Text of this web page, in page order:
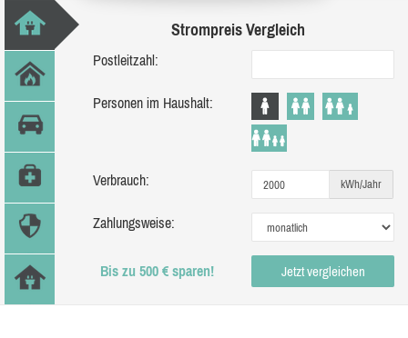
Strompreis Vergleich
Postleitzahl:
Personen im Haushalt:
Verbrauch: kWh/Jahr
Zahlungsweise:
Bis zu 500 € sparen! Jetzt vergleichen